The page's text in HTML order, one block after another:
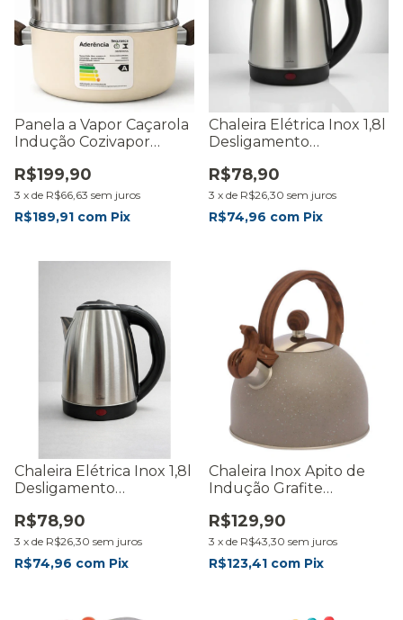
Panela a Vapor Caçarola
Indução Cozivapor
Crema
R$199,90
3 x de R$66,63 sem juros
R$189,91 com Pix
Chaleira Elétrica Inox 1,8l
Desligamento
Térmica
R$78,90
3 x de R$26,30 sem juros
R$74,96 com Pix
Chaleira Elétrica Inox 1,8l
Desligamento
Térmica
R$78,90
3 x de R$26,30 sem juros
R$74,96 com Pix
Chaleira Inox Apito de
Indução Grafite
R$129,90
3 x de R$43,30 sem juros
R$123,41 com Pix